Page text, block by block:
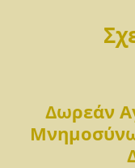
Δωρεάν